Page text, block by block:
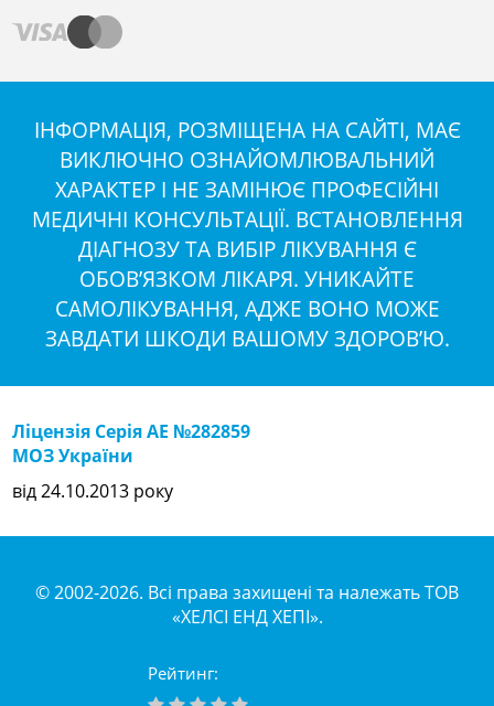
ІНФОРМАЦІЯ, РОЗМІЩЕНА НА САЙТІ, МАЄ
ВИКЛЮЧНО ОЗНАЙОМЛЮВАЛЬНИЙ
ХАРАКТЕР І НЕ ЗАМІНЮЄ ПРОФЕСІЙНІ
МЕДИЧНІ КОНСУЛЬТАЦІЇ. ВСТАНОВЛЕННЯ
ДІАГНОЗУ ТА ВИБІР ЛІКУВАННЯ Є
ОБОВ’ЯЗКОМ ЛІКАРЯ. УНИКАЙТЕ
САМОЛІКУВАННЯ, АДЖЕ ВОНО МОЖЕ
ЗАВДАТИ ШКОДИ ВАШОМУ ЗДОРОВ’Ю.
Ліцензія Серія АЕ №282859
МОЗ України
від 24.10.2013 року
© 2002-2026. Всі права захищені та належать ТОВ
«ХЕЛСІ ЕНД ХЕПІ».
Рейтинг: